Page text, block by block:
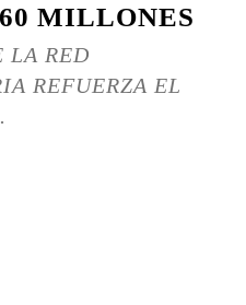
MILLONES
LA RED
REFUERZA EL